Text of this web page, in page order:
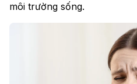
môi trường sống.